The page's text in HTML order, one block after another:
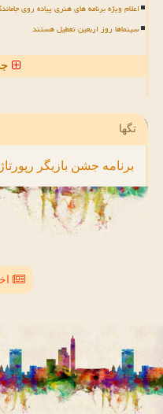
اعلام ویژه برنامه های هنری پیاده روی
سینماها روز اربعین تعطیل هستند
تگها
برنامه جشن بازیگر رپورتاژ